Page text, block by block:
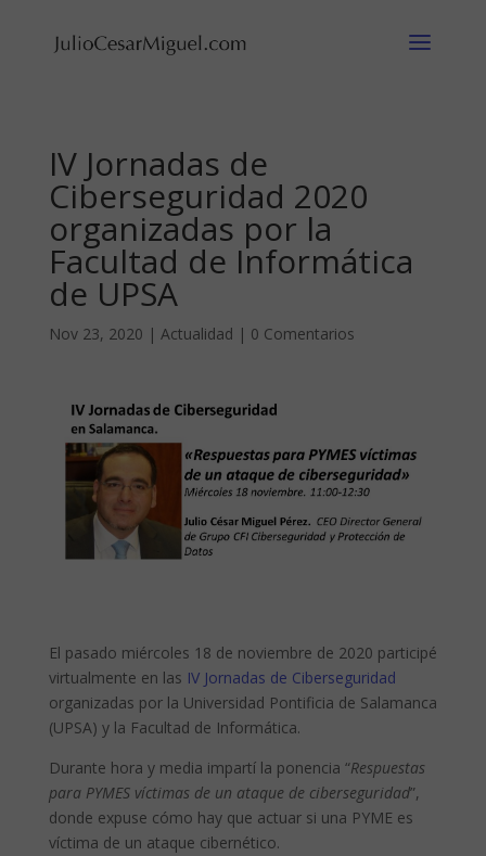
IV Jornadas de
Ciberseguridad 2020
organizadas por la
Facultad de Informática
de UPSA
Nov 23, 2020 | Actualidad | 0 Comentarios
El pasado miércoles 18 de noviembre de 2020 participé
virtualmente en las IV Jornadas de Ciberseguridad
organizadas por la Universidad Pontificia de Salamanca
(UPSA) y la Facultad de Informática.
Durante hora y media impartí la ponencia “Respuestas
para PYMES víctimas de un ataque de ciberseguridad”,
donde expuse cómo hay que actuar si una PYME es
víctima de un ataque cibernético.